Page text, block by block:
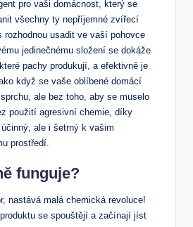
pro vaši domácnost, který se
všechny ty nepříjemné zvířecí
rozhodnou usadit ve vaší pohovce
jedinečnému složení se dokáže
pachy produkují, a efektivně je
když se vaše oblíbené domácí
ale bez toho, aby se muselo
použití agresivní chemie, díky
ale i šetrný k vašim
prostředí.
funguje?
nastává malá chemická revoluce!
se spouštějí a začínají jíst